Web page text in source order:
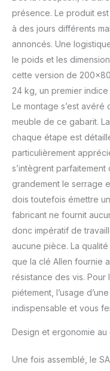
présence. Le produit
à des jours différents
annoncés. Une
le poids et les
cette version de
24 kg, un premier
Le montage s’est avéré
meuble de ce gabarit.
chaque étape est
particulièrement
s’intègrent
grandement le serrage
dois toutefois émettre
fabricant ne fournit
donc impératif de
aucune pièce. La
que la clé Allen fournie
résistance des vis. Pour
piétement, l’usage
indispensable et vous
Design et ergonomie au
Une fois assemblé, le